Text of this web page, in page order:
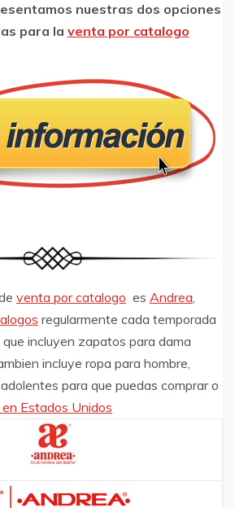
nuestras dos opciones
para la venta por catalogo
venta por catalogo es Andrea,
regularmente cada temporada
incluyen zapatos para dama
incluye ropa para hombre,
para que puedas comprar o
Estados Unidos